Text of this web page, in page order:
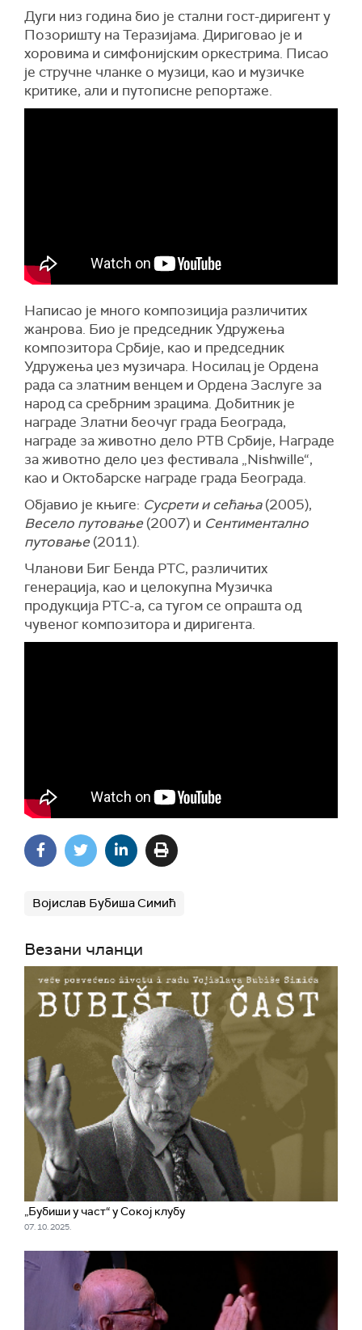
Дуги низ година био је стални гост-диригент у
Позоришту на Теразијама. Дириговао је и
хоровима и симфонијским оркестрима. Писао
је стручне чланке о музици, као и музичке
критике, али и путописне репортаже.
Написао је много композиција различитих
жанрова. Био је председник Удружења
композитора Србије, као и председник
Удружења џез музичара. Носилац је Ордена
рада са златним венцем и Ордена Заслуге за
народ са сребрним зрацима. Добитник је
награде Златни беочуг града Београда,
награде за животно дело РТВ Србије, Награде
за животно дело џез фестивала „Nishwille“,
као и Октобарске награде града Београда.
Објавио је књиге: Сусрети и сећања(2005),
Весело путовање(2007) и Сентиментално
путовање(2011).
Чланови Биг Бенда РТС, различитих
генерација, као и целокупна Музичка
продукција РТС-a, са тугом се опрашта од
чувеног композитора и диригента.
Војислав Бубиша Симић
Везани чланци
„Бубиши у част“ у Сокој клубу
07. 10. 2025.